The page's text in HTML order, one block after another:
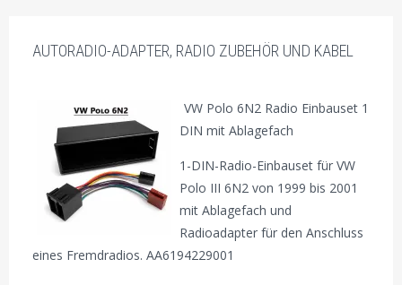
AUTORADIO-ADAPTER, RADIO ZUBEHÖR UND KABEL
VW Polo 6N2 Radio Einbauset 1
DIN mit Ablagefach
1-DIN-Radio-Einbauset für VW
Polo III 6N2 von 1999 bis 2001
mit Ablagefach und
Radioadapter für den Anschluss
eines Fremdradios. AA6194229001